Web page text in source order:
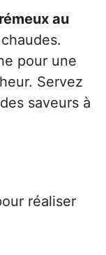
au
pour une
Servez
saveurs à
réaliser